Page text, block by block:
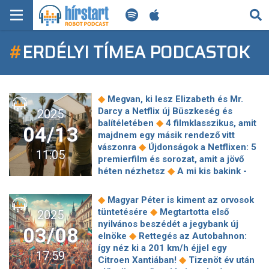
KERESÉS
KEZDŐLAP
FRISS HÍREK
TECH HÍREK
FILM-ZENE-SZÓRAKOZÁS
PLAYLIST
MI AZ A ROBOT PODCAST?
#ERDÉLYI TÍMEA PODCASTOK
2025
04/13
11:05
◆ Megvan, ki lesz Elizabeth és Mr.
Darcy a Netflix új Büszkeség és
balítéletében ◆ 4 filmklasszikus, amit
majdnem egy másik rendező vitt
vászonra ◆ Újdonságok a Netflixen: 5
premierfilm és sorozat, amit a jövő
héten nézhetsz ◆ A mi kis bakink -
Gergely? Pajkaszegen minden
megtörténhet ◆Teremavatással és
emlékalbummal ünnepeltek a 70 éves
Szent István Filharmonikusok◆
Sosem volt aktuálisabb a Black Mirror
◆Berlioz lidérces álmai
2025
03/08
17:59
◆ Magyar Péter is kiment az orvosok
tüntetésére ◆ Megtartotta első
nyilvános beszédét a jegybank új
elnöke ◆ Rettegés az Autobahnon:
így néz ki a 201 km/h éjjel egy
Citroen Xantiában! ◆ Tizenöt év után